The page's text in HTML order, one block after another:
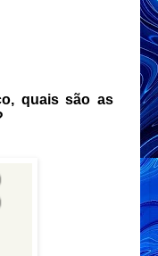
quais são as